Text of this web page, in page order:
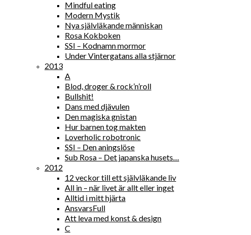
Mindful eating
Modern Mystik
Nya självläkande människan
Rosa Kokboken
SSI – Kodnamn mormor
Under Vintergatans alla stjärnor
2013
A
Blod, droger & rock’n’roll
Bullshit!
Dans med djävulen
Den magiska gnistan
Hur barnen tog makten
Loverholic robotronic
SSI – Den aningslöse
Sub Rosa – Det japanska husets…
2012
12 veckor till ett självläkande liv
All in – när livet är allt eller inget
Alltid i mitt hjärta
AnsvarsFull
Att leva med konst & design
C